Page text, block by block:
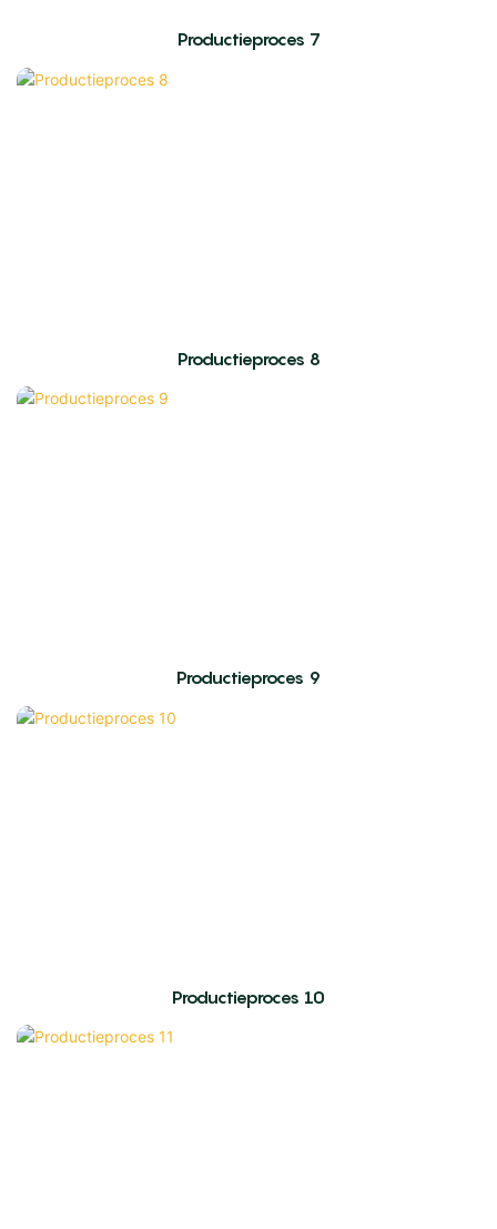
Productieproces 7
Productieproces 8
Productieproces 9
Productieproces 10